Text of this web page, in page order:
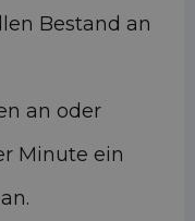
Bestand an
an oder
Minute ein